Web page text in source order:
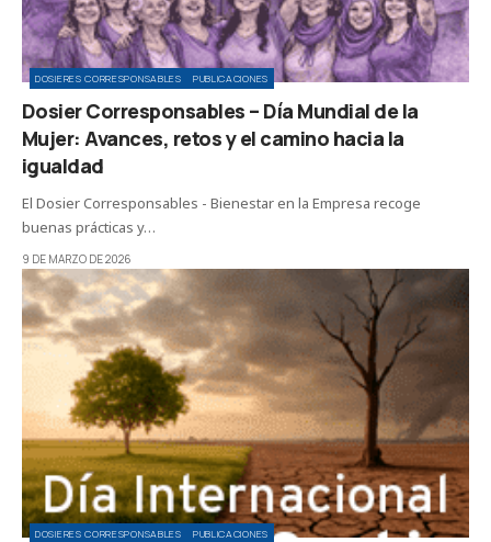
DOSIERES CORRESPONSABLES PUBLICACIONES
Dosier Corresponsables – Día Mundial de la
Mujer: Avances, retos y el camino hacia la
igualdad
El Dosier Corresponsables - Bienestar en la Empresa recoge
buenas prácticas y…
9 DE MARZO DE 2026
DOSIERES CORRESPONSABLES PUBLICACIONES